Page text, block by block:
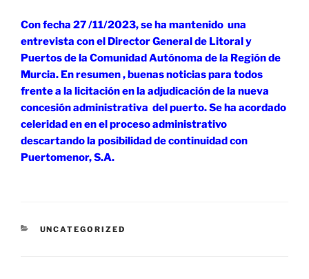
Con fecha 27 /11/2023, se ha mantenido una
entrevista con el Director General de Litoral y
Puertos de la Comunidad Autónoma de la Región de
Murcia. En resumen , buenas noticias para todos
frente a la licitación en la adjudicación de la nueva
concesión administrativa del puerto. Se ha acordado
celeridad en en el proceso administrativo
descartando la posibilidad de continuidad con
Puertomenor, S.A.
CATEGORÍAS
UNCATEGORIZED